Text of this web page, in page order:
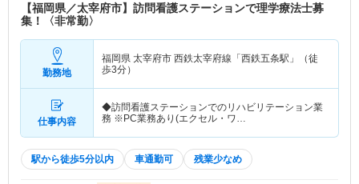
【福岡県／太宰府市】訪問看護ステーションで理学療法士募
集！〈非常勤〉
勤務地
福岡県 太宰府市 西鉄太宰府線「西鉄五条駅」（徒
歩3分）
仕事内容
◆訪問看護ステーションでのリハビリテーション業
務 ※PC業務あり(エクセル・ワ…
駅から徒歩5分以内 車通勤可 残業少なめ